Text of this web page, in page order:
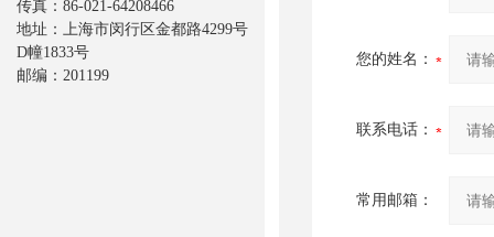
您的姓名：
联系电话：
常用邮箱：
传真：86-021-64208466
地址：上海市闵行区金都路4299号
D幢1833号
邮编：201199